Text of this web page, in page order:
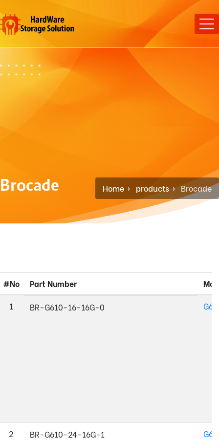
Brocade Home products Brocade
#No Part Number
1
BR-G610-16-16G-0
2 BR-G610-24-16G-1